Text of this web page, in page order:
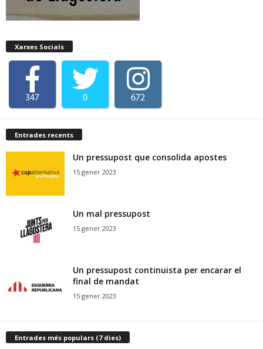
Xarxes Socials
347 0 672
Entrades recents
Un pressupost que consolida apostes
15 gener 2023
Un mal pressupost
15 gener 2023
Un pressupost continuista per encarar el
final de mandat
15 gener 2023
Entrades més populars (7 dies)